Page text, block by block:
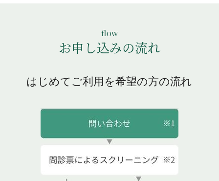
flow
お申し込みの流れ
はじめてご利用を希望の方の流れ